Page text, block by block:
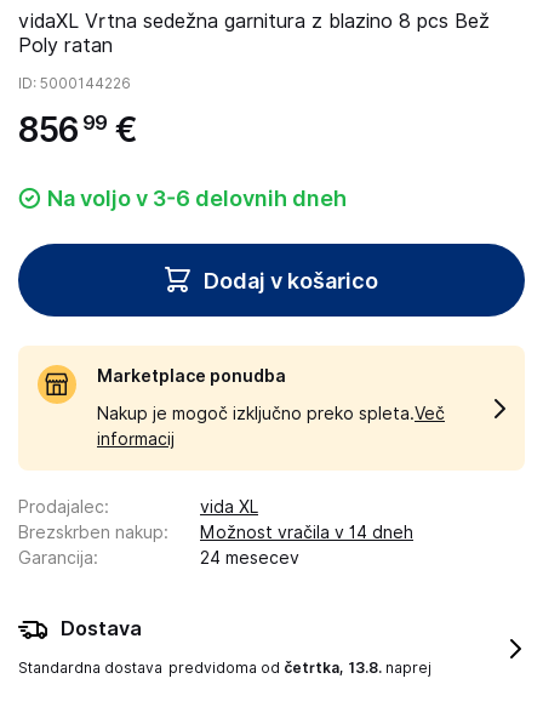
vidaXL Vrtna sedežna garnitura z blazino 8 pcs Bež
Poly ratan
ID: 5000144226
856 99 €
Na voljo v 3-6 delovnih dneh
Dodaj v košarico
Marketplace ponudba
Nakup je mogoč izključno preko spleta.Več
informacij
Prodajalec:
vida XL
Brezskrben nakup:
Možnost vračila v 14 dneh
Garancija: 24 mesecev
Dostava
Standardna dostava predvidoma od četrtka, 13.8. naprej